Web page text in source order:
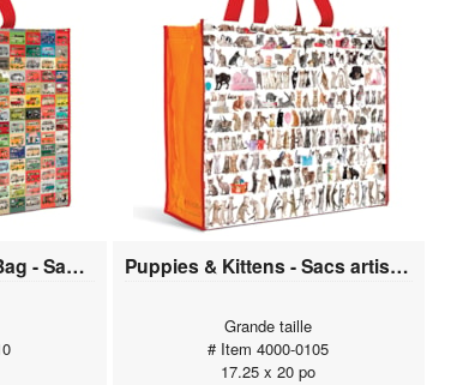
Volkswagen Groovy Bag - Sacs artistiques Puppies & Kittens - Sacs artistiques
Grande taille
# Item 4000-0105
17.25 x 20 po